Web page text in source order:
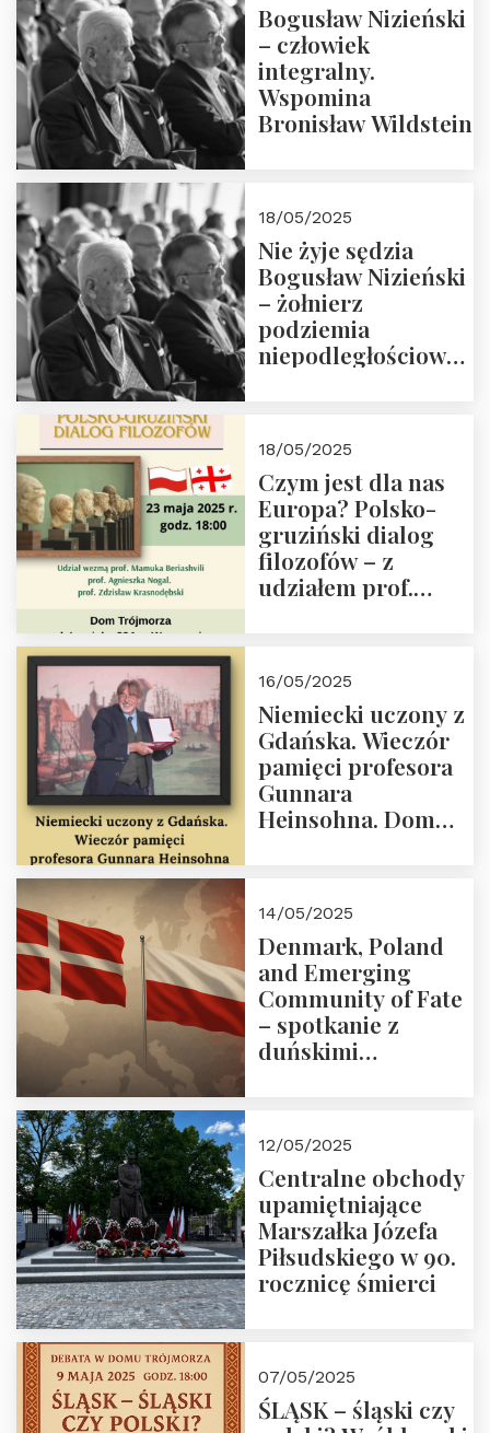
Bogusław Nizieński
– człowiek
integralny.
Wspomina
Bronisław Wildstein
18/05/2025
Nie żyje sędzia
Bogusław Nizieński
– żołnierz
podziemia
niepodległościowego
społeczny, członek
Kapituły Nagrody
im. Prezydenta
Lecha
Kaczyńskiego.
Wielki autorytet.
18/05/2025
Czym jest dla nas
Europa? Polsko-
gruziński dialog
filozofów – z
udziałem prof.
Dom Trójmorza 23
maja 2025 r. godz.
18:00.
16/05/2025
Niemiecki uczony z
Gdańska. Wieczór
pamięci profesora
Gunnara
Heinsohna. Dom
14/05/2025
Denmark, Poland
and Emerging
Community of Fate
– spotkanie z
duńskimi
12/05/2025
Centralne obchody
upamiętniające
Marszałka Józefa
Piłsudskiego w 90.
rocznicę śmierci
07/05/2025
ŚLĄSK – śląski czy